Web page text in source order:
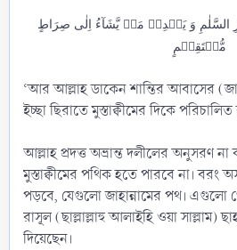
السَّلٰمِ وَ یَہۡدِیۡ مَنۡ یَّشَآءُ اِلٰی صِرَاطٍ
مُّسۡتَقِیۡمٍ
‘আর আল্লাহ ডাকেন শান্তির আবাসের
ইচ্ছা ছিরাতে মুস্তাক্বীমের দিকে
আল্লাহ প্রদত্ত অভ্রান্ত দলীলের অনুসরণ
মুস্তাক্বীমের পথিক হতে পারবে না। বরং
পড়বে, যেগুলো জাহান্নামের পথ। এগুলো
রাসূল (ছাল্লাল্লাহু আলাইহি ওয়া সাল্লাম)
দিয়েছেন।